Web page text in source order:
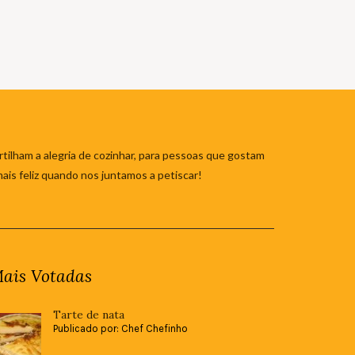
a alegria de cozinhar, para pessoas que gostam
feliz quando nos juntamos a petiscar!
Votadas
Tarte de nata
Publicado por: Chef Chefinho